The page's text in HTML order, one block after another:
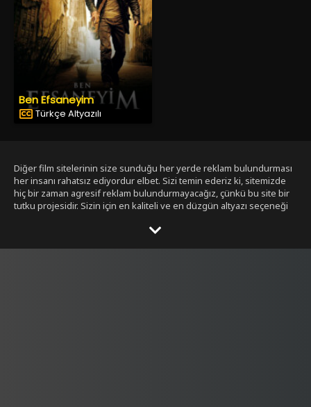
Ben Efsaneyim
Türkçe Altyazılı
Diğer film sitelerinin size sunduğu her yerde reklam bulundurması
her insanı rahatsız ediyordur elbet. Sizi temin ederiz ki, sitemizde
hiç bir zaman agresif reklam bulundurmayacağız, çünkü bu site bir
tutku projesidir. Sizin için en kaliteli ve en düzgün altyazı seçeneği